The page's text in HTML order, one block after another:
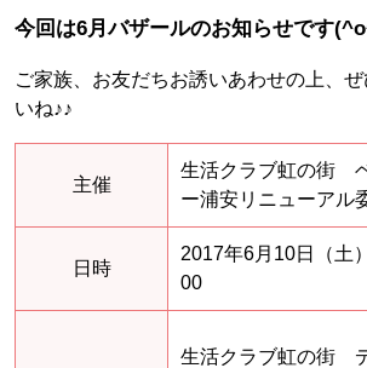
今回は6月バザールのお知らせです
ご家族、お友だちお誘いあわせの上、
いね♪♪
主催
生活クラブ虹の街
ー浦安リニューアル
日時
2017年6月10日（土
00
生活クラブ虹の街